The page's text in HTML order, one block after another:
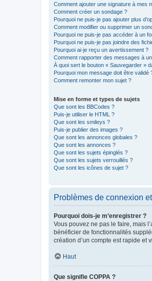
Comment ajouter une signature à mes
Comment créer un sondage ?
Pourquoi ne puis-je pas ajouter plus
Comment modifier ou supprimer un
Pourquoi ne puis-je pas accéder à un
Pourquoi ne puis-je pas joindre des
Pourquoi ai-je reçu un avertissement ?
Comment rapporter des messages à
À quoi sert le bouton « Sauvegarder »
Pourquoi mon message doit être validé
Comment remonter mon sujet ?
Mise en forme et types de sujets
Que sont les BBCodes ?
Puis-je utiliser le HTML ?
Que sont les smileys ?
Puis-je publier des images ?
Que sont les annonces globales ?
Que sont les annonces ?
Que sont les sujets épinglés ?
Que sont les sujets verrouillés ?
Que sont les icônes de sujet ?
Problèmes de connexion
Pourquoi dois-je m’enregistrer ?
Vous pouvez ne pas le faire, mais
bénéficier de fonctionnalités
création d’un compte est rapide et
Haut
Que signifie COPPA ?